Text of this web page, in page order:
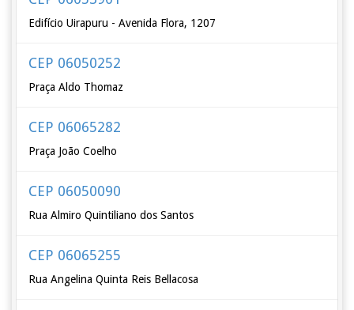
Edifício Uirapuru - Avenida Flora, 1207
CEP 06050252
Praça Aldo Thomaz
CEP 06065282
Praça João Coelho
CEP 06050090
Rua Almiro Quintiliano dos Santos
CEP 06065255
Rua Angelina Quinta Reis Bellacosa